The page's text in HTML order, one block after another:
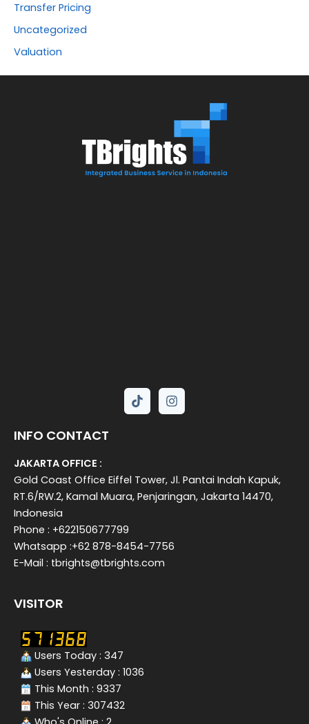
Transfer Pricing
Uncategorized
Valuation
INFO CONTACT
JAKARTA OFFICE :
Gold Coast Office Eiffel Tower, Jl. Pantai Indah Kapuk,
RT.6/RW.2, Kamal Muara, Penjaringan, Jakarta 14470,
Indonesia
Phone : +622150677799
Whatsapp :+62 878-8454-7756
E-Mail : tbrights@tbrights.com
VISITOR
Users Today : 347
Users Yesterday : 1036
This Month : 9337
This Year : 307432